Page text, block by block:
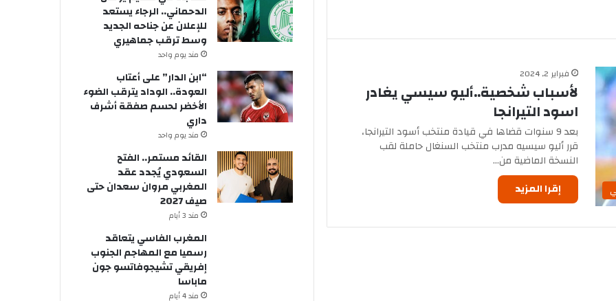
فبراير 2, 2024
لأسباب شخصية..أليو سيسي يغادر
اسود التيرانجا
بعد 9 سنوات قضاها في قيادة منتخب أسود التيرانجا،
قرر أليو سيسيه مدرب منتخب السنغال حاملة لقب
النسخة الماضية من…
إقرا المزيد
الدحماني.. الرجاء يستعد
للإعلان عن جناحه الجديد
وسط ترقب جماهيري
مند يوم واحد
“ابن الدار” على أعتاب
العودة.. الوداد يترقب الضوء
الأخضر لحسم صفقة أشرف
داري
مند يوم واحد
القائد مستمر.. الفتح
السعودي يُجدد عقد
المغربي مروان سعدان حتى
صيف 2027
مند 3 أيام
المغرب الفاسي يتعاقد
رسميا مع المهاجم الجنوب
إفريقي تشيجوفاتسو جون
ماباسا
مند 4 أيام